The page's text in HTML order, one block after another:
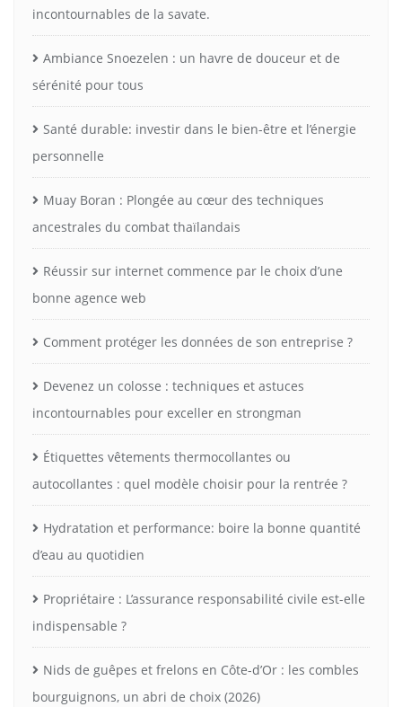
incontournables de la savate.
Ambiance Snoezelen : un havre de douceur et de
sérénité pour tous
Santé durable: investir dans le bien-être et l’énergie
personnelle
Muay Boran : Plongée au cœur des techniques
ancestrales du combat thaïlandais
Réussir sur internet commence par le choix d’une
bonne agence web
Comment protéger les données de son entreprise ?
Devenez un colosse : techniques et astuces
incontournables pour exceller en strongman
Étiquettes vêtements thermocollantes ou
autocollantes : quel modèle choisir pour la rentrée ?
Hydratation et performance: boire la bonne quantité
d’eau au quotidien
Propriétaire : L’assurance responsabilité civile est-elle
indispensable ?
Nids de guêpes et frelons en Côte-d’Or : les combles
bourguignons, un abri de choix (2026)